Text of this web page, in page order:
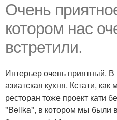
Очень
котором нас
встретили.
Интерьер очень приятный.
азиатская кухня. Кстати,
ресторан тоже проект кати
"Bellka", в котором мы